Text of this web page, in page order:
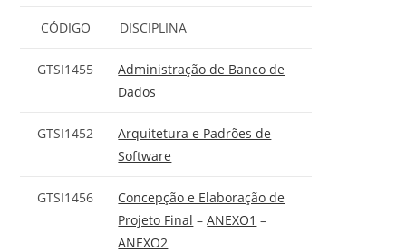
CÓDIGO DISCIPLINA
GTSI1455
Administração de Banco de
Dados
GTSI1452
Arquitetura e Padrões de
Software
GTSI1456
Concepção e Elaboração de
Projeto Final –ANEXO1 –
ANEXO2